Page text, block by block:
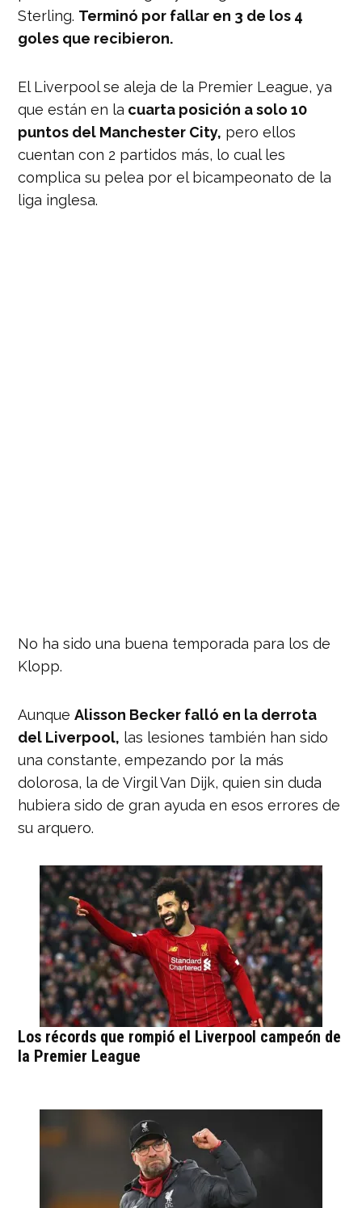
Sterling. Terminó por fallar en 3 de los 4
goles que recibieron.
El Liverpool se aleja de la Premier League, ya
que están en la cuarta posición a solo 10
puntos del Manchester City, pero ellos
cuentan con 2 partidos más, lo cual les
complica su pelea por el bicampeonato de la
liga inglesa.
No ha sido una buena temporada para los de
Klopp.
AunqueAlisson Becker falló en la derrota
del Liverpool, las lesiones también han sido
una constante, empezando por la más
dolorosa, la de Virgil Van Dijk, quien sin duda
hubiera sido de gran ayuda en esos errores de
su arquero.
Los récords que rompió el Liverpool campeón de
la Premier League